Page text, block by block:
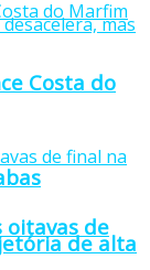
de alta
Costa do
oitavas de